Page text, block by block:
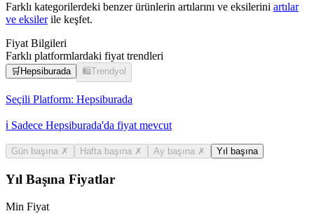
Farklı kategorilerdeki benzer ürünlerin artılarını ve eksilerini artılar
ve eksilerile keşfet.
Fiyat Bilgileri
Farklı platformlardaki fiyat trendleri
🛒 Hepsiburada 🛍️Trendyol
Seçili Platform: Hepsiburada
ℹ️ Sadece Hepsiburada'da fiyat mevcut
Gün başına ✗ Hafta başına ✗ Ay başına ✗ Yıl başına
Yıl Başına Fiyatlar
Min Fiyat